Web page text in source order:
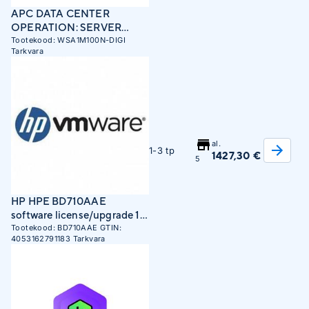
APC DATA CENTER
OPERATION: SERVER
ACCESS, 1 MONTH
SOFTWARE
Tootekood:WSA1M100N-DIGI
Tarkvara
HP HPE BD710AAE
software license/upgrade 1
year(s)
Tootekood: BD710AAE GTIN:
4053162791183 Tarkvara
1-3 tp
5
al.
1427,30 €